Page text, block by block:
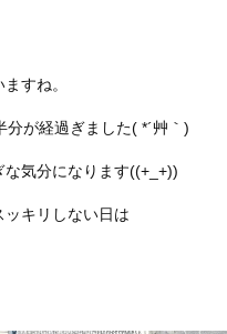
すね。
分が経過ぎました( *´艸｀)
気分になります((+_+))
キリしない日は